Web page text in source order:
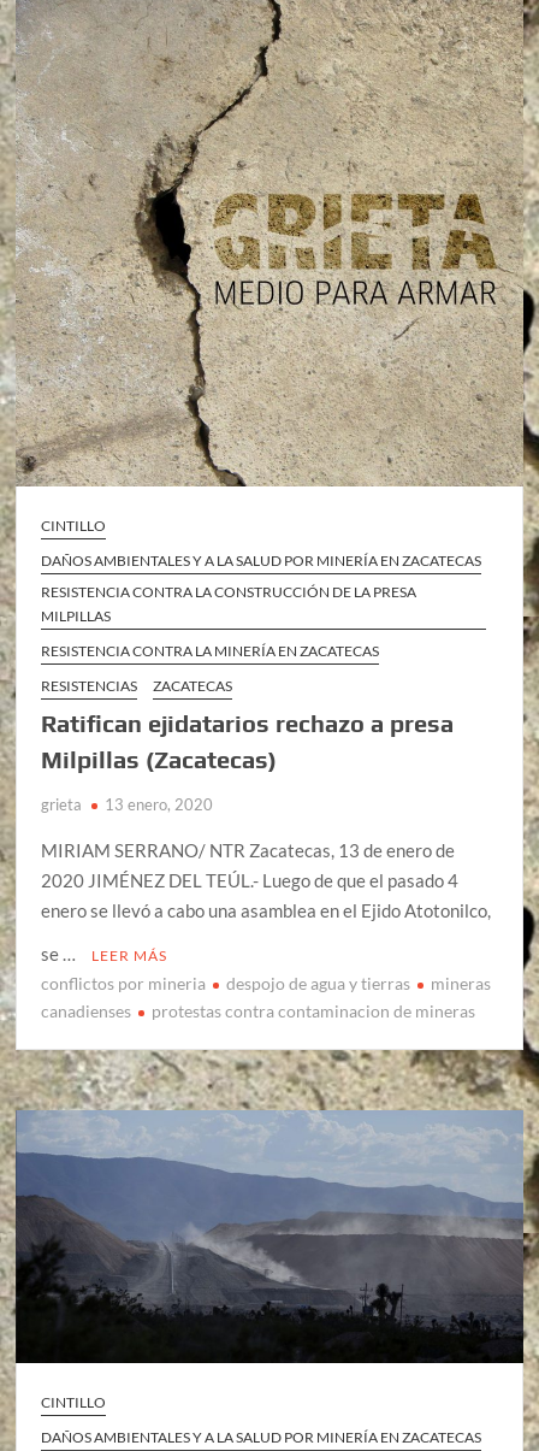
CINTILLO
DAÑOS AMBIENTALES Y A LA SALUD POR MINERÍA EN ZACATECAS
RESISTENCIA CONTRA LA CONSTRUCCIÓN DE LA PRESA
MILPILLAS
RESISTENCIA CONTRA LA MINERÍA EN ZACATECAS
RESISTENCIAS
ZACATECAS
Ratifican ejidatarios rechazo a presa
Milpillas (Zacatecas)
grieta 13 enero, 2020
MIRIAM SERRANO/ NTR Zacatecas, 13 de enero de
2020 JIMÉNEZ DEL TEÚL.- Luego de que el pasado 4
enero se llevó a cabo una asamblea en el Ejido Atotonilco,
se …
LEER MÁS
conflictos por mineria despojo de agua y tierras
mineras
canadienses
protestas contra contaminacion de mineras
CINTILLO
DAÑOS AMBIENTALES Y A LA SALUD POR MINERÍA EN ZACATECAS